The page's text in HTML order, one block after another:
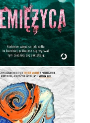
ZAWADZKA
OPRAWA MIĘKKA
54,99 ZŁ